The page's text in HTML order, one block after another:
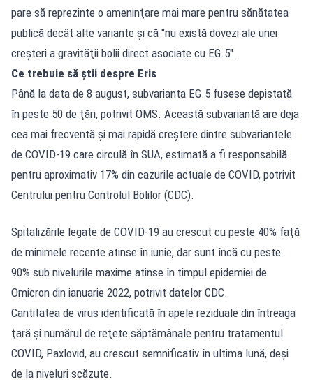
pare să reprezinte o ameninţare mai mare pentru sănătatea
publică decât alte variante şi că "nu există dovezi ale unei
creşteri a gravităţii bolii direct asociate cu EG.5".
Ce trebuie să știi despre Eris
Până la data de 8 august, subvarianta EG.5 fusese depistată
în peste 50 de ţări, potrivit OMS. Această subvariantă are deja
cea mai frecventă şi mai rapidă creştere dintre subvariantele
de COVID-19 care circulă în SUA, estimată a fi responsabilă
pentru aproximativ 17% din cazurile actuale de COVID, potrivit
Centrului pentru Controlul Bolilor (CDC).
Spitalizările legate de COVID-19 au crescut cu peste 40% faţă
de minimele recente atinse în iunie, dar sunt încă cu peste
90% sub nivelurile maxime atinse în timpul epidemiei de
Omicron din ianuarie 2022, potrivit datelor CDC.
Cantitatea de virus identificată în apele reziduale din întreaga
ţară şi numărul de reţete săptămânale pentru tratamentul
COVID, Paxlovid, au crescut semnificativ în ultima lună, deşi
de la niveluri scăzute.